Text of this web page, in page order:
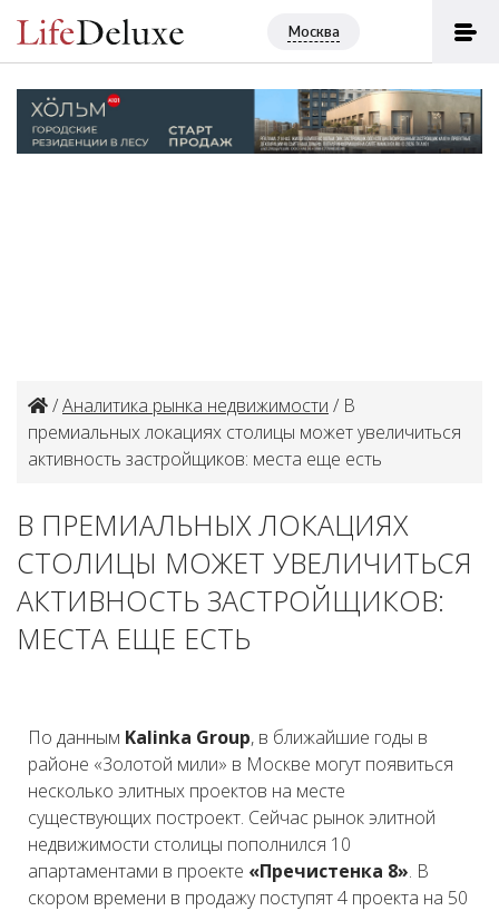
Москва
/Аналитика рынка недвижимости / В
премиальных локациях столицы может увеличиться
активность застройщиков: места еще есть
В ПРЕМИАЛЬНЫХ ЛОКАЦИЯХ
СТОЛИЦЫ МОЖЕТ УВЕЛИЧИТЬСЯ
АКТИВНОСТЬ ЗАСТРОЙЩИКОВ:
МЕСТА ЕЩЕ ЕСТЬ
По данным Kalinka Group, в ближайшие годы в
районе «3олотой мили» в Москве могут появиться
несколько элитных проектов на месте
существующих построект. Сейчас рынок элитной
недвижимости столицы пополнился 10
апартаментами в проекте «Пречистенка 8». В
скором времени в продажу поступят 4 проекта на 50